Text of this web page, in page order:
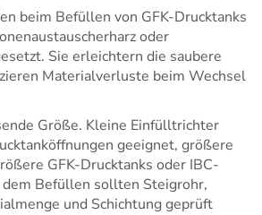
beim Befüllen von GFK-Drucktanks
oder
Sie erleichtern die saubere
Materialverluste beim Wechsel
Größe. Kleine Einfülltrichter
geeignet, größere
GFK-Drucktanks oder IBC-
Befüllen sollten Steigrohr,
und Schichtung geprüft